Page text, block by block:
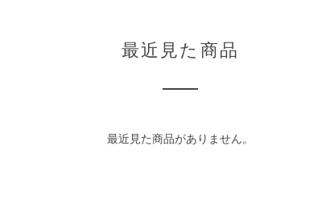
最近見た商品
最近見た商品がありません。